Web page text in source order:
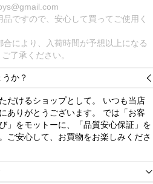
ですので、安心して買ってご使用く
により、入荷時間が予想以上になる
了承ください。
か？ 
だけるショップとして。 いつも当店
ありがとうございます。 では「お客
」をモットーに、「品質安心保証」を
ご安心して、お買物をお楽しみくださ
